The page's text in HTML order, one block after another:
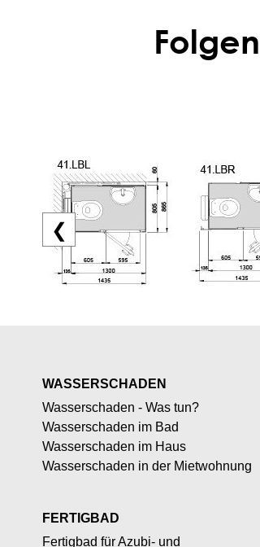
❮
WASSERSCHADEN
Wasserschaden - Was tun?
Wasserschaden im Bad
Wasserschaden im Haus
Wasserschaden in der Mietwohnung
FERTIGBAD
Fertigbad für Azubi- und